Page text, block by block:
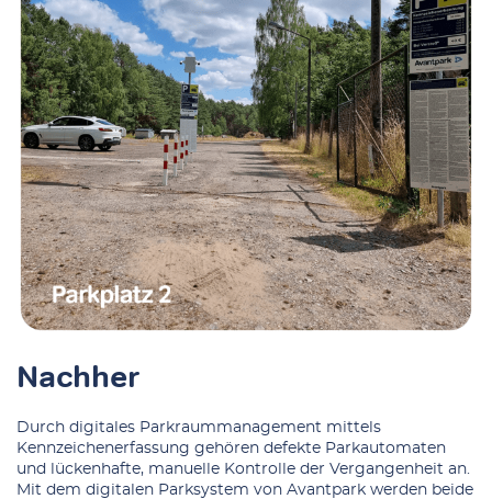
Nachher
Durch digitales Parkraummanagement mittels
Kennzeichenerfassung gehören defekte Parkautomaten
und lückenhafte, manuelle Kontrolle der Vergangenheit an.
Mit dem digitalen Parksystem von Avantpark werden beide